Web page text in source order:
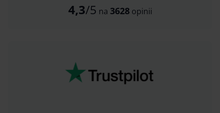
4,3/5 na 3628opinii